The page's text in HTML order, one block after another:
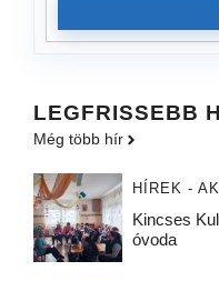
LEGFRISSEBB
Még több hír
HÍREK -
Kincses
óvoda